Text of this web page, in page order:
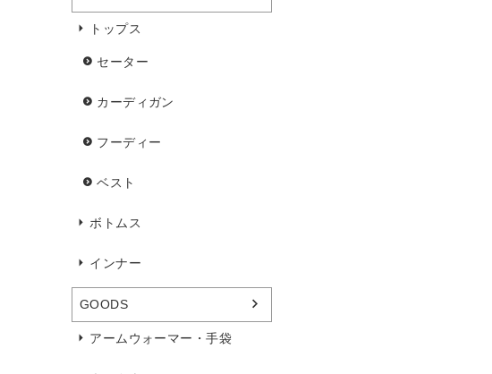
トップス
セーター
カーディガン
フーディー
ベスト
ボトムス
インナー
GOODS
アームウォーマー・手袋